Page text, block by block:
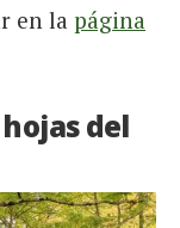
en la página
del